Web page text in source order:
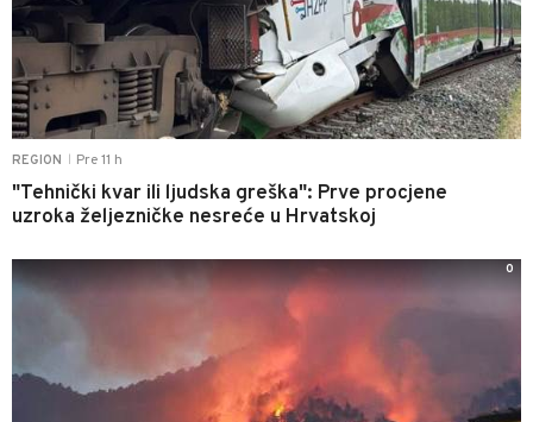
REGION Pre 11 h
"Tehnički kvar ili ljudska greška": Prve procjene
uzroka željezničke nesreće u Hrvatskoj
0